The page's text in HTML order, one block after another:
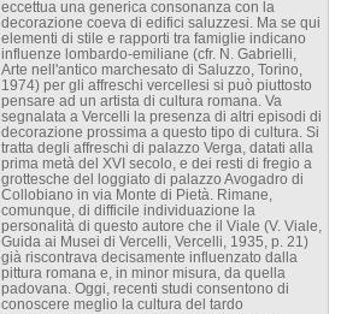
eccettua una generica consonanza con la
decorazione coeva di edifici saluzzesi. Ma se qui
elementi di stile e rapporti tra famiglie indicano
influenze lombardo-emiliane (cfr. N. Gabrielli,
Arte nell'antico marchesato di Saluzzo, Torino,
1974) per gli affreschi vercellesi si può piuttosto
pensare ad un artista di cultura romana. Va
segnalata a Vercelli la presenza di altri episodi di
decorazione prossima a questo tipo di cultura. Si
tratta degli affreschi di palazzo Verga, datati alla
prima metà del XVI secolo, e dei resti di fregio a
grottesche del loggiato di palazzo Avogadro di
Collobiano in via Monte di Pietà. Rimane,
comunque, di difficile individuazione la
personalità di questo autore che il Viale (V. Viale,
Guida ai Musei di Vercelli, Vercelli, 1935, p. 21)
già riscontrava decisamente influenzato dalla
pittura romana e, in minor misura, da quella
padovana. Oggi, recenti studi consentono di
conoscere meglio la cultura del tardo